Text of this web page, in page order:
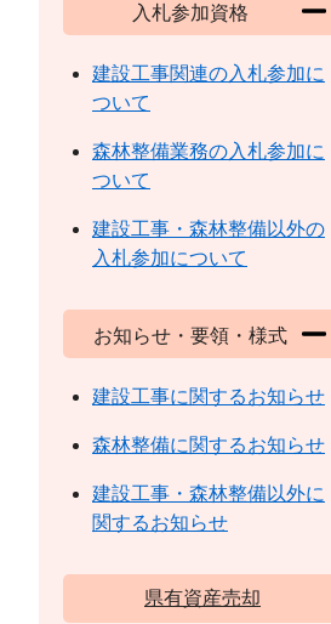
入札参加資格
建設工事関連の入札参加に
ついて
森林整備業務の入札参加に
ついて
建設工事・森林整備以外の
入札参加について
お知らせ・要領・様式
建設工事に関するお知らせ
森林整備に関するお知らせ
建設工事・森林整備以外に
関するお知らせ
県有資産売却